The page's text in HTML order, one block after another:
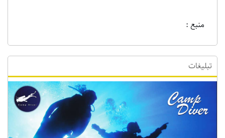
منبع :
تبلیغات